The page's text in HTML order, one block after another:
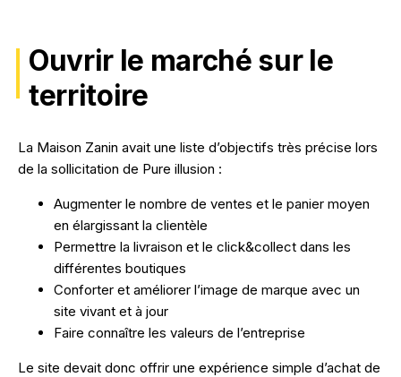
Ouvrir le marché sur le
territoire
La Maison Zanin avait une liste d’objectifs très précise lors
de la sollicitation de Pure illusion :
Augmenter le nombre de ventes et le panier moyen
en élargissant la clientèle
Permettre la livraison et le click&collect dans les
différentes boutiques
Conforter et améliorer l’image de marque avec un
site vivant et à jour
Faire connaître les valeurs de l’entreprise
Le site devait donc offrir une expérience simple d’achat de